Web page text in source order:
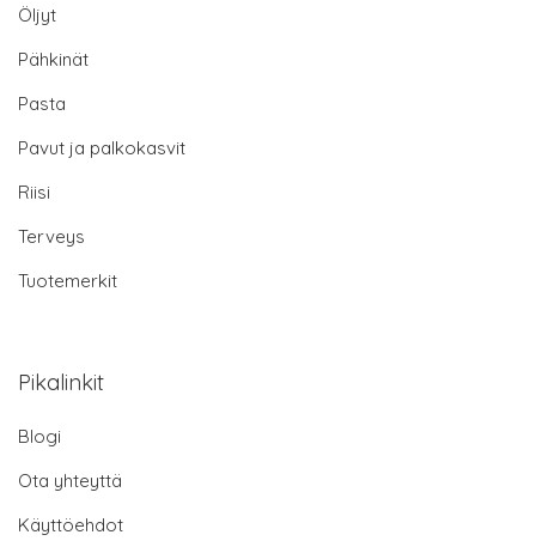
Öljyt
Pähkinät
Pasta
Pavut ja palkokasvit
Riisi
Terveys
Tuotemerkit
Pikalinkit
Blogi
Ota yhteyttä
Käyttöehdot